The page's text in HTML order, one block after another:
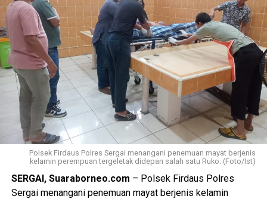
Polsek Firdaus Polres Sergai menangani penemuan mayat berjenis
kelamin perempuan tergeletak didepan salah satu Ruko. (Foto/Ist)
SERGAI, Suaraborneo.com – Polsek Firdaus Polres
Sergai menangani penemuan mayat berjenis kelamin